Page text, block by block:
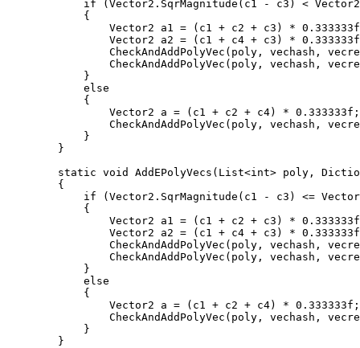
if (Vector2.SqrMagnitude(c1 - c3) <
            {
Vector2 a1 = (c1 + c2 + c3) *
Vector2 a2 = (c1 + c4 + c3) *
CheckAndAddPolyVec(poly, vechash,
CheckAndAddPolyVec(poly, vechash,
            }
            else
            {
                Vector2 a = (c1 + c2 + c4) * 0.333333f;
CheckAndAddPolyVec(poly, vechash,
            }
        }
static void AddEPolyVecs(List<int> poly,
        {
if (Vector2.SqrMagnitude(c1 - c3) <=
            {
Vector2 a1 = (c1 + c2 + c3) *
Vector2 a2 = (c1 + c4 + c3) *
CheckAndAddPolyVec(poly, vechash,
CheckAndAddPolyVec(poly, vechash,
            }
            else
            {
                Vector2 a = (c1 + c2 + c4) * 0.333333f;
CheckAndAddPolyVec(poly, vechash,
            }
        }